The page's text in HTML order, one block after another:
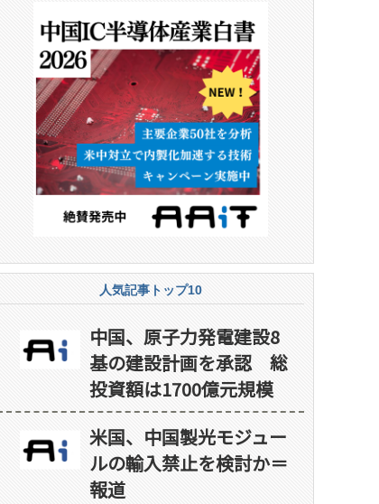
人気記事トップ10
中国、原子力発電建設8
基の建設計画を承認 総
投資額は1700億元規模
米国、中国製光モジュー
ルの輸入禁止を検討か＝
報道